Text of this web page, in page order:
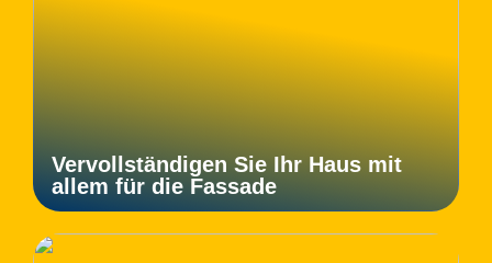
Vervollständigen Sie Ihr Haus mit
allem für die Fassade